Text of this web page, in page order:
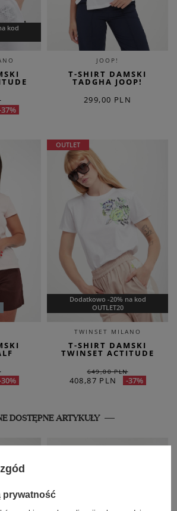
kod
JOOP!
T-SHIRT DAMSKI
TADGHA JOOP!
299,00 PLN
Dodatkowo -20% na kod
OUTLET20
OUTLET
TWINSET MILANO
T-SHIRT DAMSKI
TWINSET ACTITUDE
649,00 PLN
408,87 PLN -37%
DOSTĘPNE ARTYKUŁY
prywatność